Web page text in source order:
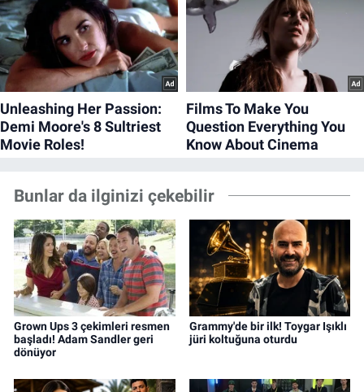
Bunlar da ilginizi çekebilir
Grown Ups 3 çekimleri resmen
başladı! Adam Sandler geri
dönüyor
Grammy'de bir ilk! Toygar Işıklı
jüri koltuğuna oturdu